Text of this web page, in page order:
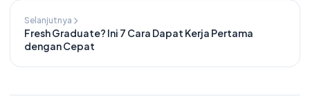
Selanjutnya
Fresh Graduate? Ini 7 Cara Dapat Kerja Pertama
dengan Cepat